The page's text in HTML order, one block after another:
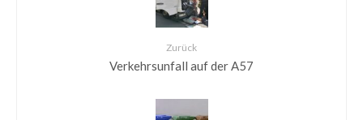
Zurück
Verkehrsunfall auf der A57